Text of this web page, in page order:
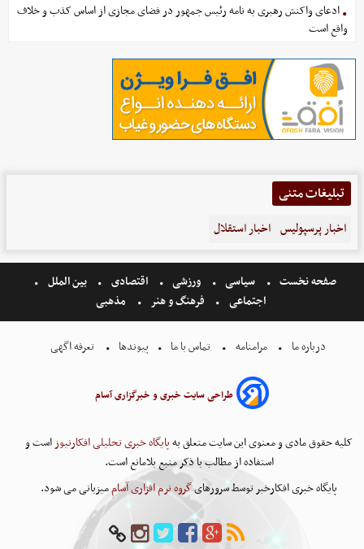
ادعای واکنش رهبری به نامه رئیس جمهور در فضای مجازی از اساس کذب و خلاف
واقع است
تبلیغات متنی
اخبار پرسپولیس اخبار استقلال
صفحه نخست سیاسی ورزشی اقتصادی
بین الملل
اجتماعی
فرهنگ و هنر مذهبی
درباره ما مرامنامه تماس با ما پیوندها تعرفه اگهی
طراحی سایت خبری و خبرگزاری آسام
کلیه حقوق مادی و معنوی این سایت متعلق بهپایگاه خبری تحلیلی افکارنیوزاست و
استفاده از مطالب با ذکر منبع بلامانع است.
پایگاه خبری افکارخبر توسط سرورهایگروه نرم افزاری آساممیزبانی می شود.